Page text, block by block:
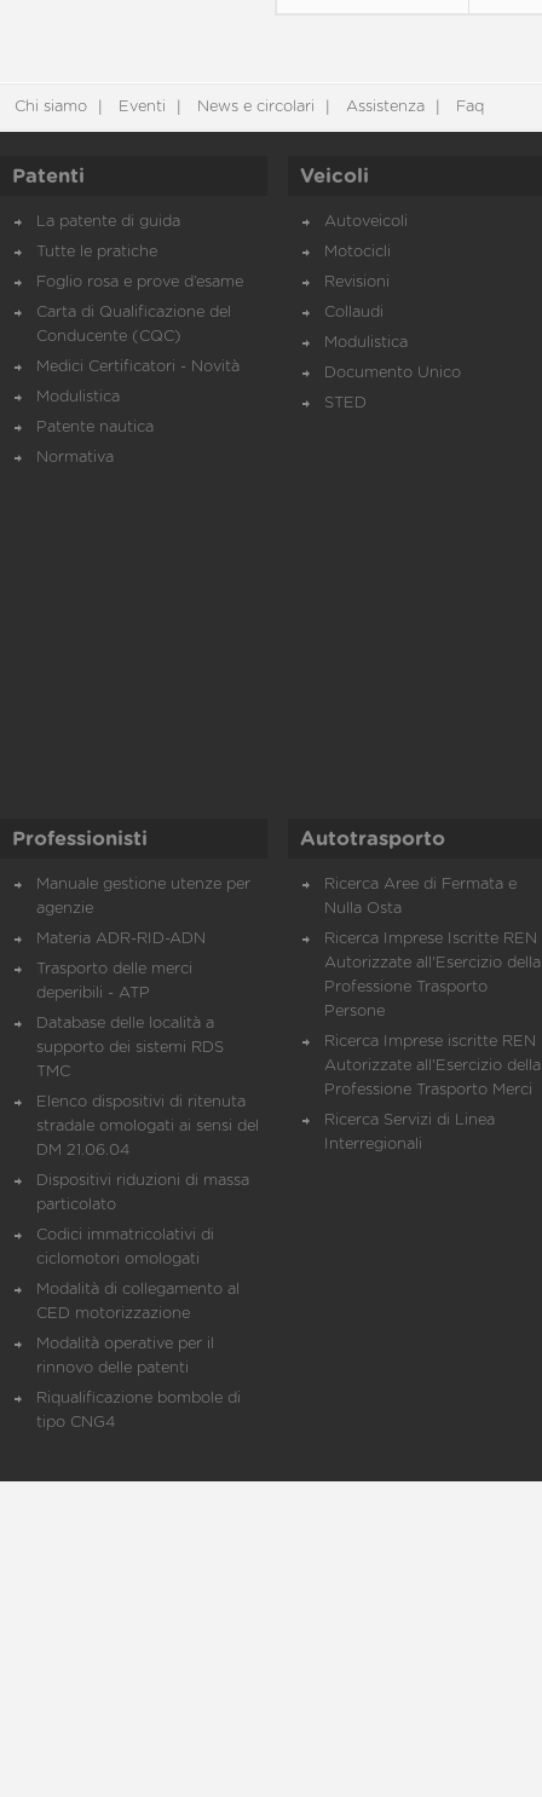
Chi siamo Eventi News e circolari Assistenza Faq
Patenti
La patente di guida
Tutte le pratiche
Foglio rosa e prove d’esame
Carta di Qualificazione del
Conducente (CQC)
Medici Certificatori - Novità
Modulistica
Patente nautica
Normativa
Veicoli
Autoveicoli
Motocicli
Revisioni
Collaudi
Modulistica
Documento Unico
STED
Professionisti
Manuale gestione utenze per
agenzie
Materia ADR-RID-ADN
Trasporto delle merci
deperibili - ATP
Database delle località a
supporto dei sistemi RDS
TMC
Elenco dispositivi di ritenuta
stradale omologati ai sensi del
DM 21.06.04
Dispositivi riduzioni di massa
particolato
Codici immatricolativi di
ciclomotori omologati
Modalità di collegamento al
CED motorizzazione
Modalità operative per il
rinnovo delle patenti
Riqualificazione bombole di
tipo CNG4
Autotrasporto
Ricerca Aree di Fermata e
Nulla Osta
Ricerca Imprese Iscritte REN
Autorizzate all'Esercizio della
Professione Trasporto
Persone
Ricerca Imprese iscritte REN
Autorizzate all'Esercizio della
Professione Trasporto Merci
Ricerca Servizi di Linea
Interregionali